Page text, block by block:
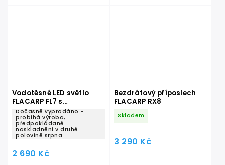
Vodotěsné LED světlo
FLACARP FL7 s
příposlechem a USB-C
konektorem
Dočasně vyprodáno -
probíhá výroba,
předpokládané
naskladnění v druhé
polovině srpna
2 690 Kč
Bezdrátový příposlech
FLACARP RX8
Skladem
3 290 Kč